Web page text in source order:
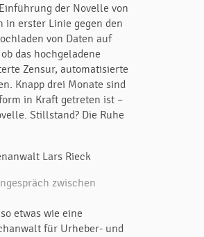
der Novelle von
erster Linie gegen den
von Daten auf
das hochgeladene
Zensur, automatisierte
Knapp drei Monate sind
in Kraft getreten ist –
Stillstand? Die Ruhe
zwischen
etwas wie eine
für Urheber- und